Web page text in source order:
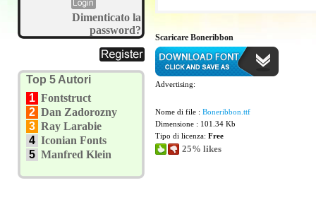
Dimenticato la
password?
Top 5 Autori
1 Fontstruct
2 Dan Zadorozny
3 Ray Larabie
4 Iconian Fonts
5 Manfred Klein
Scaricare Boneribbon
Advertising:
Nome di file : Boneribbon.ttf
Dimensione : 101.34 Kb
Tipo di licenza: Free
25% likes